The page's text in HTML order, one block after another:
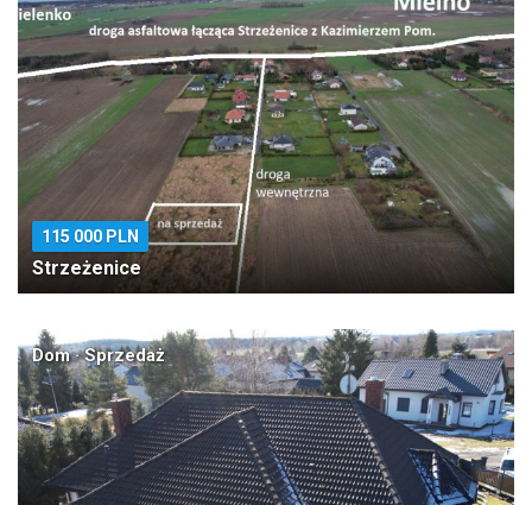
115 000 PLN
Strzeżenice
Dom · Sprzedaż